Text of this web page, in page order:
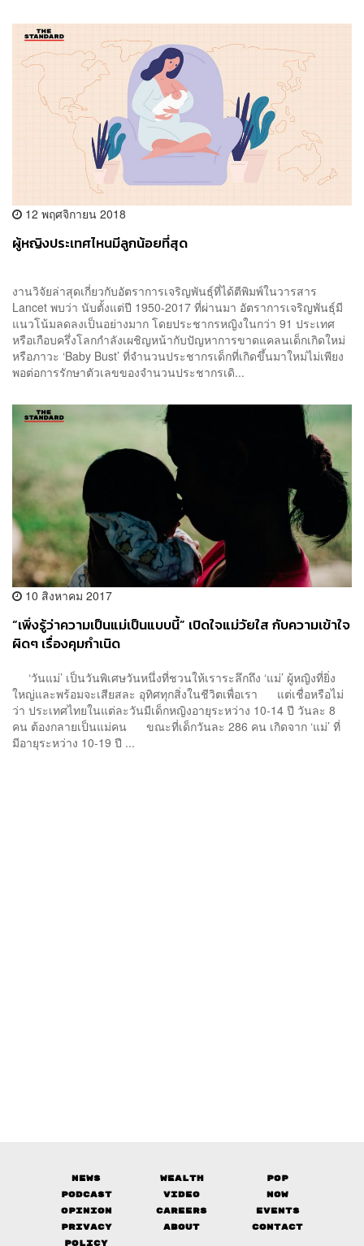
12 พฤศจิกายน 2018
ผู้หญิงประเทศไหนมีลูกน้อยที่สุด
งานวิจัยล่าสุดเกี่ยวกับอัตราการเจริญพันธุ์ที่ได้ตีพิมพ์ในวารสาร
Lancet พบว่า นับตั้งแต่ปี 1950-2017 ที่ผ่านมา อัตราการเจริญพันธ์ุมี
แนวโน้มลดลงเป็นอย่างมาก โดยประชากรหญิงในกว่า 91 ประเทศ
หรือเกือบครึ่งโลกกำลังเผชิญหน้ากับปัญหาการขาดแคลนเด็กเกิดใหม่
หรือภาวะ ‘Baby Bust’ ที่จำนวนประชากรเด็กที่เกิดขึ้นมาใหม่ไม่เพียง
พอต่อการรักษาตัวเลขของจำนวนประชากรเดิ...
10 สิงหาคม 2017
“เพิ่งรู้ว่าความเป็นแม่เป็นแบบนี้” เปิดใจแม่วัยใส กับความเข้าใจ
ผิดๆ เรื่องคุมกำเนิด
‘วันแม่’ เป็นวันพิเศษวันหนึ่งที่ชวนให้เราระลึกถึง ‘แม่’ ผู้หญิงที่ยิ่ง
ใหญ่และพร้อมจะเสียสละ อุทิศทุกสิ่งในชีวิตเพื่อเรา แต่เชื่อหรือไม่
ว่า ประเทศไทยในแต่ละวันมีเด็กหญิงอายุระหว่าง 10-14 ปี วันละ 8
คน ต้องกลายเป็นแม่คน ขณะที่เด็กวันละ 286 คน เกิดจาก ‘แม่’ ที่
มีอายุระหว่าง 10-19 ปี ...
News Wealth
Pop
Podcast
Video
Now
Opinion
Careers
Events
Privacy
Policy
About Contact